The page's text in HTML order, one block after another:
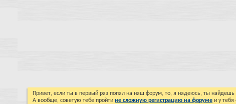
Привет, если ты в первый раз попал на наш форум, то, я надеюсь, ты
А вообще, советую тебе пройти не сложную регистрацию на форуме и у